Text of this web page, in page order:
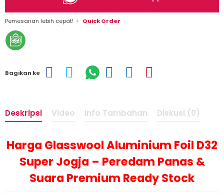
Pemesanan lebih cepat! Quick Order
Bagikan ke
Deskripsi Video Info Tambahan Diskusi (0)
Harga Glasswool Aluminium Foil D32
Super Jogja – Peredam Panas &
Suara Premium Ready Stock